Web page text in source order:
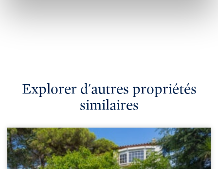
Explorer d'autres propriétés
similaires